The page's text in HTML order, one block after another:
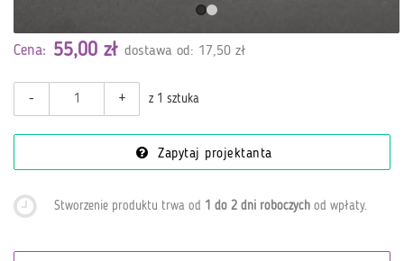
Cena: 55,00 zł dostawa od: 17,50 zł
- + z 1 sztuka
Zapytaj projektanta
Stworzenie produktu trwa od 1 do 2 dni roboczych od wpłaty.